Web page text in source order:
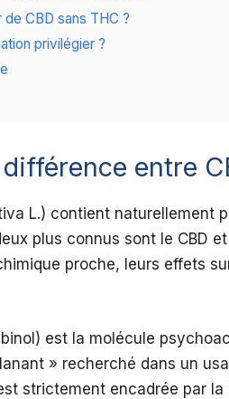
CBD sans THC ?
privilégier ?
entre
L.) contient naturellement
plus connus sont le CBD
proche, leurs effets
est la molécule
» recherché dans un
strictement encadrée par la